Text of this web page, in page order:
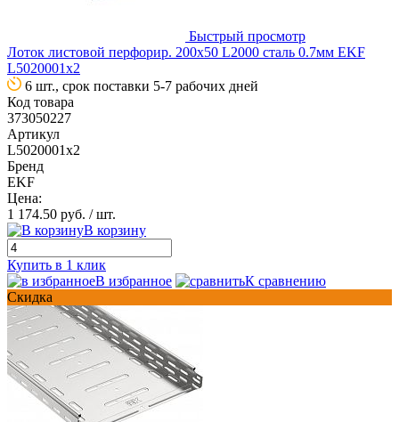
Быстрый просмотр
Лоток листовой перфорир. 200х50 L2000 сталь 0.7мм EKF
L5020001x2
6 шт., срок поставки 5-7 рабочих дней
Код товара
373050227
Артикул
L5020001x2
Бренд
EKF
Цена:
1 174.50 руб. / шт.
В корзину
Купить в 1 клик
В избранное
К сравнению
Скидка